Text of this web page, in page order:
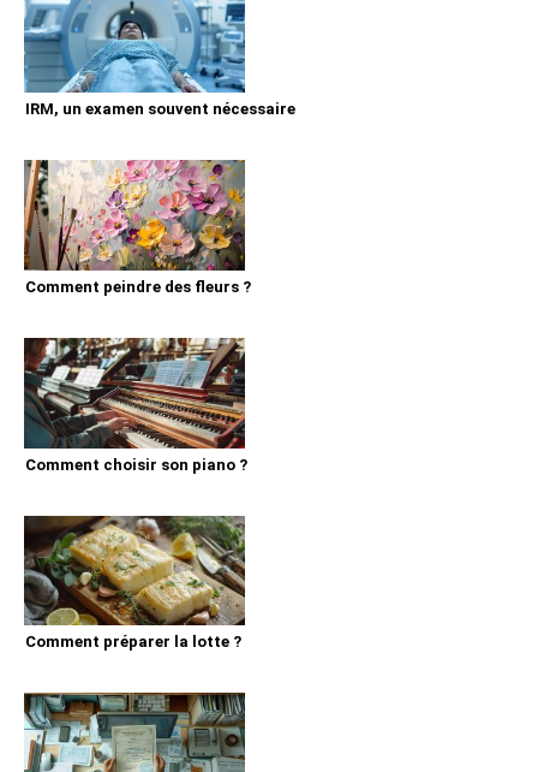
IRM, un examen souvent nécessaire
Comment peindre des fleurs ?
Comment choisir son piano ?
Comment préparer la lotte ?